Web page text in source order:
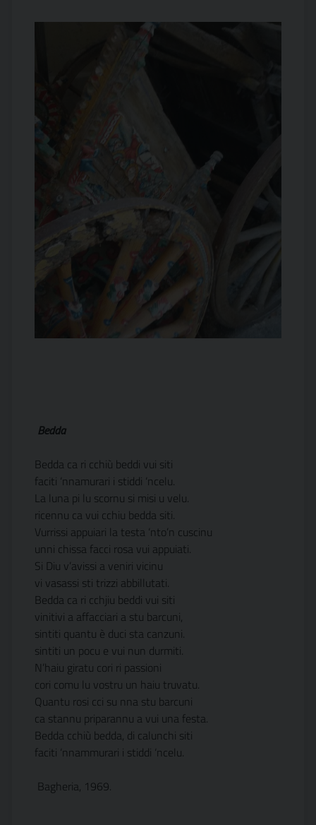
Bedda
Bedda ca ri cchiù beddi vui siti
faciti ‘nnamurari i stiddi ‘ncelu.
La luna pi lu scornu si misi u velu.
ricennu ca vui cchiu bedda siti.
Vurrissi appuiari la testa ‘nto’n cuscinu
unni chissa facci rosa vui appuiati.
Si Diu v’avissi a veniri vicinu
vi vasassi sti trizzi abbillutati.
Bedda ca ri cchjiu beddi vui siti
vinitivi a affacciari a stu barcuni,
sintiti quantu è duci sta canzuni.
sintiti un pocu e vui nun durmiti.
N’haiu giratu cori ri passioni
cori comu lu vostru un haiu truvatu.
Quantu rosi cci su nna stu barcuni
ca stannu priparannu a vui una festa.
Bedda cchiù bedda, di calunchi siti
faciti ‘nnammurari i stiddi ‘ncelu.
Bagheria, 1969.